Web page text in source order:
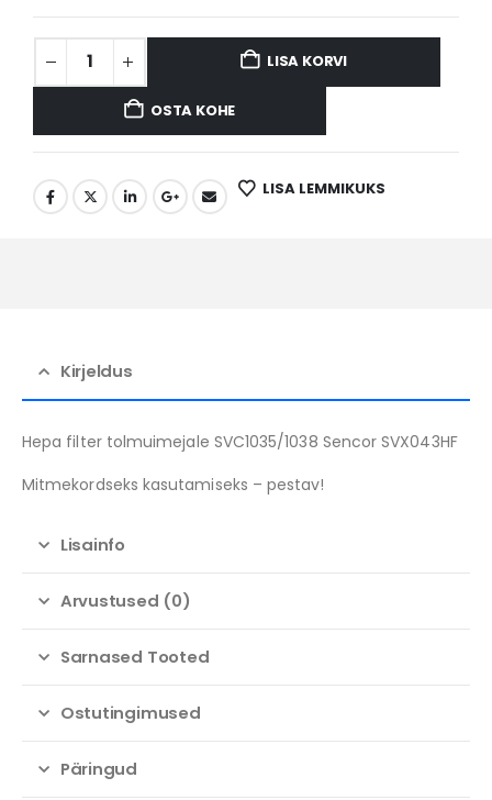
LISA KORVI
OSTA KOHE
LISA LEMMIKUKS
Kirjeldus
Hepa filter tolmuimejale SVC1035/1038 Sencor SVX043HF
Mitmekordseks kasutamiseks – pestav!
Lisainfo
Arvustused (0)
Sarnased Tooted
Ostutingimused
Päringud